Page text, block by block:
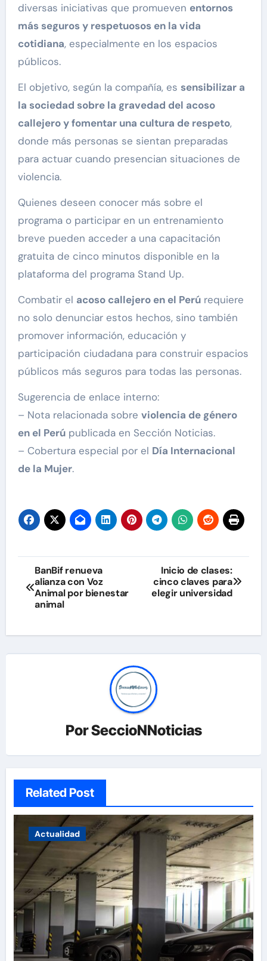
diversas iniciativas que promueven entornos
más seguros y respetuosos en la vida
cotidiana, especialmente en los espacios
públicos.
El objetivo, según la compañía, es sensibilizar a
la sociedad sobre la gravedad del acoso
callejero y fomentar una cultura de respeto,
donde más personas se sientan preparadas
para actuar cuando presencian situaciones de
violencia.
Quienes deseen conocer más sobre el
programa o participar en un entrenamiento
breve pueden acceder a una capacitación
gratuita de cinco minutos disponible en la
plataforma del programa Stand Up.
Combatir el acoso callejero en el Perúrequiere
no solo denunciar estos hechos, sino también
promover información, educación y
participación ciudadana para construir espacios
públicos más seguros para todas las personas.
Sugerencia de enlace interno:
– Nota relacionada sobre violencia de género
en el Perúpublicada en Sección Noticias.
– Cobertura especial por el Día Internacional
de la Mujer.
Navegación
de
BanBif renueva
alianza con Voz
Animal por bienestar
animal
Inicio de clases:
cinco claves para
elegir universidad
PorSeccioNNoticias
Related Post
Actualidad